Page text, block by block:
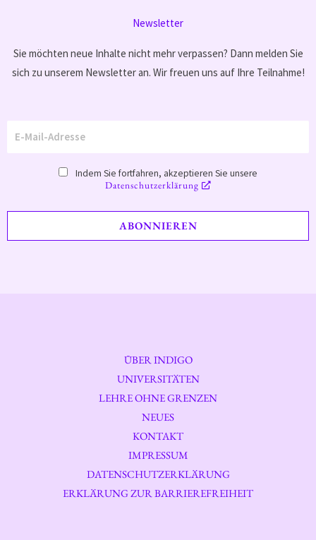
Newsletter
Sie möchten neue Inhalte nicht mehr verpassen? Dann melden Sie
sich zu unserem Newsletter an. Wir freuen uns auf Ihre Teilnahme!
Indem Sie fortfahren, akzeptieren Sie unsere
Datenschutzerklärung
ÜBER INDIGO
UNIVERSITÄTEN
LEHRE OHNE GRENZEN
NEUES
KONTAKT
IMPRESSUM
DATENSCHUTZERKLÄRUNG
ERKLÄRUNG ZUR BARRIEREFREIHEIT